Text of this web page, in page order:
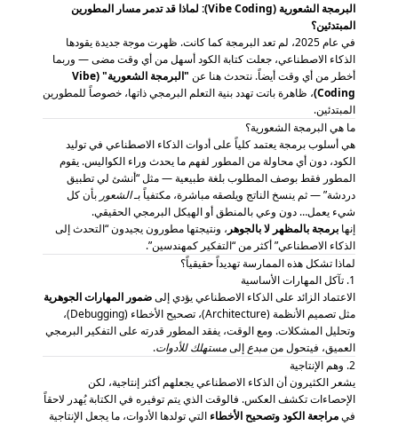
البرمجة الشعورية (Vibe Coding): لماذا قد تدمر مسار المطورين
المبتدئين؟
في عام 2025، لم تعد البرمجة كما كانت. ظهرت موجة جديدة يقودها
الذكاء الاصطناعي، جعلت كتابة الكود أسهل من أي وقت مضى — وربما
أخطر من أي وقت أيضاً. نتحدث هنا عن
"البرمجة الشعورية" (Vibe
Coding) ، ظاهرة باتت تهدد بنية التعلم البرمجي ذاتها، خصوصاً للمطورين
المبتدئين.
ما هي البرمجة الشعورية؟
هي أسلوب برمجة يعتمد كلياً على أدوات الذكاء الاصطناعي في توليد
الكود، دون أي محاولة من المطور لفهم ما يحدث وراء الكواليس. يقوم
المطور فقط بوصف المطلوب بلغة طبيعية — مثل “أنشئ لي تطبيق
دردشة” — ثم ينسخ الناتج ويلصقه مباشرة، مكتفياً بـالشعور بأن كل
شيء يعمل… دون وعي بالمنطق أو الهيكل البرمجي الحقيقي.
إنها برمجة بالمظهر لا بالجوهر ، ونتيجتها مطورون يجيدون “التحدث إلى
الذكاء الاصطناعي” أكثر من “التفكير كمهندسين”.
لماذا تشكل هذه الممارسة تهديداً حقيقياً؟
1. تآكل المهارات الأساسية
الاعتماد الزائد على الذكاء الاصطناعي يؤدي إلىضمور المهارات الجوهرية
مثل تصميم الأنظمة (Architecture)، تصحيح الأخطاء (Debugging)،
وتحليل المشكلات. ومع الوقت، يفقد المطور قدرته على التفكير البرمجي
العميق، فيتحول منمبدعإلىمستهلك للأدوات.
2. وهم الإنتاجية
يشعر الكثيرون أن الذكاء الاصطناعي يجعلهم أكثر إنتاجية، لكن
الإحصاءات تكشف العكس. فالوقت الذي يتم توفيره في الكتابة يُهدر لاحقاً
فيمراجعة الكود وتصحيح الأخطاء التي تولدها الأدوات، ما يجعل الإنتاجية